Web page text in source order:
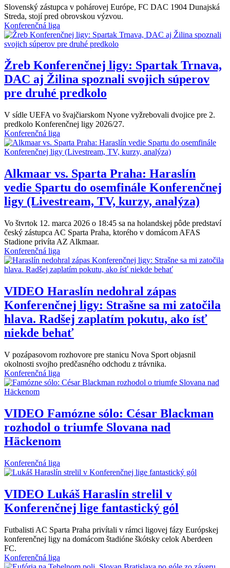
Slovenský zástupca v pohárovej Európe, FC DAC 1904 Dunajská
Streda, stojí pred obrovskou výzvou.
Konferenčná liga
Žreb Konferenčnej ligy: Spartak Trnava,
DAC aj Žilina spoznali svojich súperov
pre druhé predkolo
V sídle UEFA vo švajčiarskom Nyone vyžrebovali dvojice pre 2.
predkolo Konferenčnej ligy 2026/27.
Konferenčná liga
Alkmaar vs. Sparta Praha: Haraslín
vedie Spartu do osemfinále Konferenčnej
ligy (Livestream, TV, kurzy, analýza)
Vo štvrtok 12. marca 2026 o 18:45 sa na holandskej pôde predstaví
český zástupca AC Sparta Praha, ktorého v domácom AFAS
Stadione privíta AZ Alkmaar.
Konferenčná liga
VIDEO Haraslín nedohral zápas
Konferenčnej ligy: Strašne sa mi zatočila
hlava. Radšej zaplatím pokutu, ako ísť
niekde behať
V pozápasovom rozhovore pre stanicu Nova Sport objasnil
okolnosti svojho predčasného odchodu z trávnika.
Konferenčná liga
VIDEO Famózne sólo: César Blackman
rozhodol o triumfe Slovana nad
Häckenom
Konferenčná liga
VIDEO Lukáš Haraslín strelil v
Konferenčnej lige fantastický gól
Futbalisti AC Sparta Praha privítali v rámci ligovej fázy Európskej
konferenčnej ligy na domácom štadióne škótsky celok Aberdeen
FC.
Konferenčná liga